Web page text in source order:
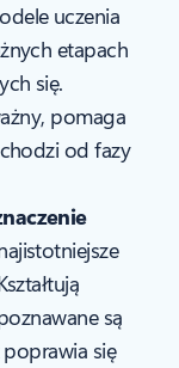
uczenia
etapach
się.
pomaga
od fazy
są
się